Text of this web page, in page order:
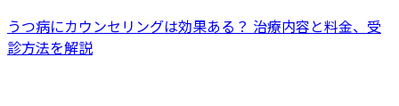
うつ病にカウンセリングは効果ある？ 治療内容と料金、受
診方法を解説